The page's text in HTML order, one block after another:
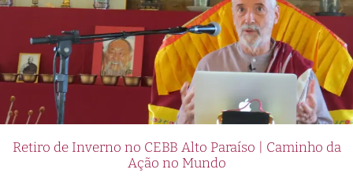
Retiro de Inverno no CEBB Alto Paraíso | Caminho da
Ação no Mundo